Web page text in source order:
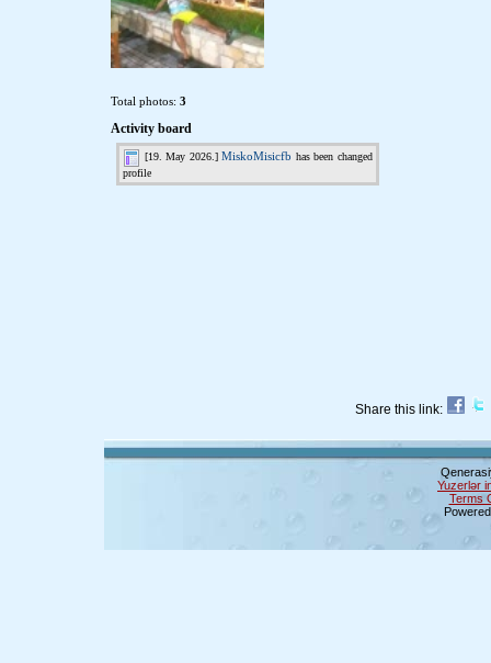
Total photos: 3
Activity board
Share this link:
Yuzerlər
Terms